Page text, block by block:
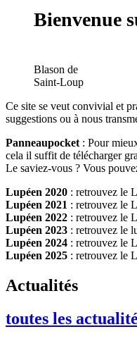
Bienvenue
Blason de
Saint-Loup
Ce site se veut convivial et
suggestions ou à nous
Panneaupocket : Pour
cela il suffit de télécharger
Le saviez-vous ? Vous
Lupéen 2020 : retrouvez le
Lupéen 2021 : retrouvez le
Lupéen 2022 : retrouvez le
Lupéen 2023 : retrouvez le
Lupéen 2024 : retrouvez le
Lupéen 2025 : retrouvez le
Actualités
toutes les